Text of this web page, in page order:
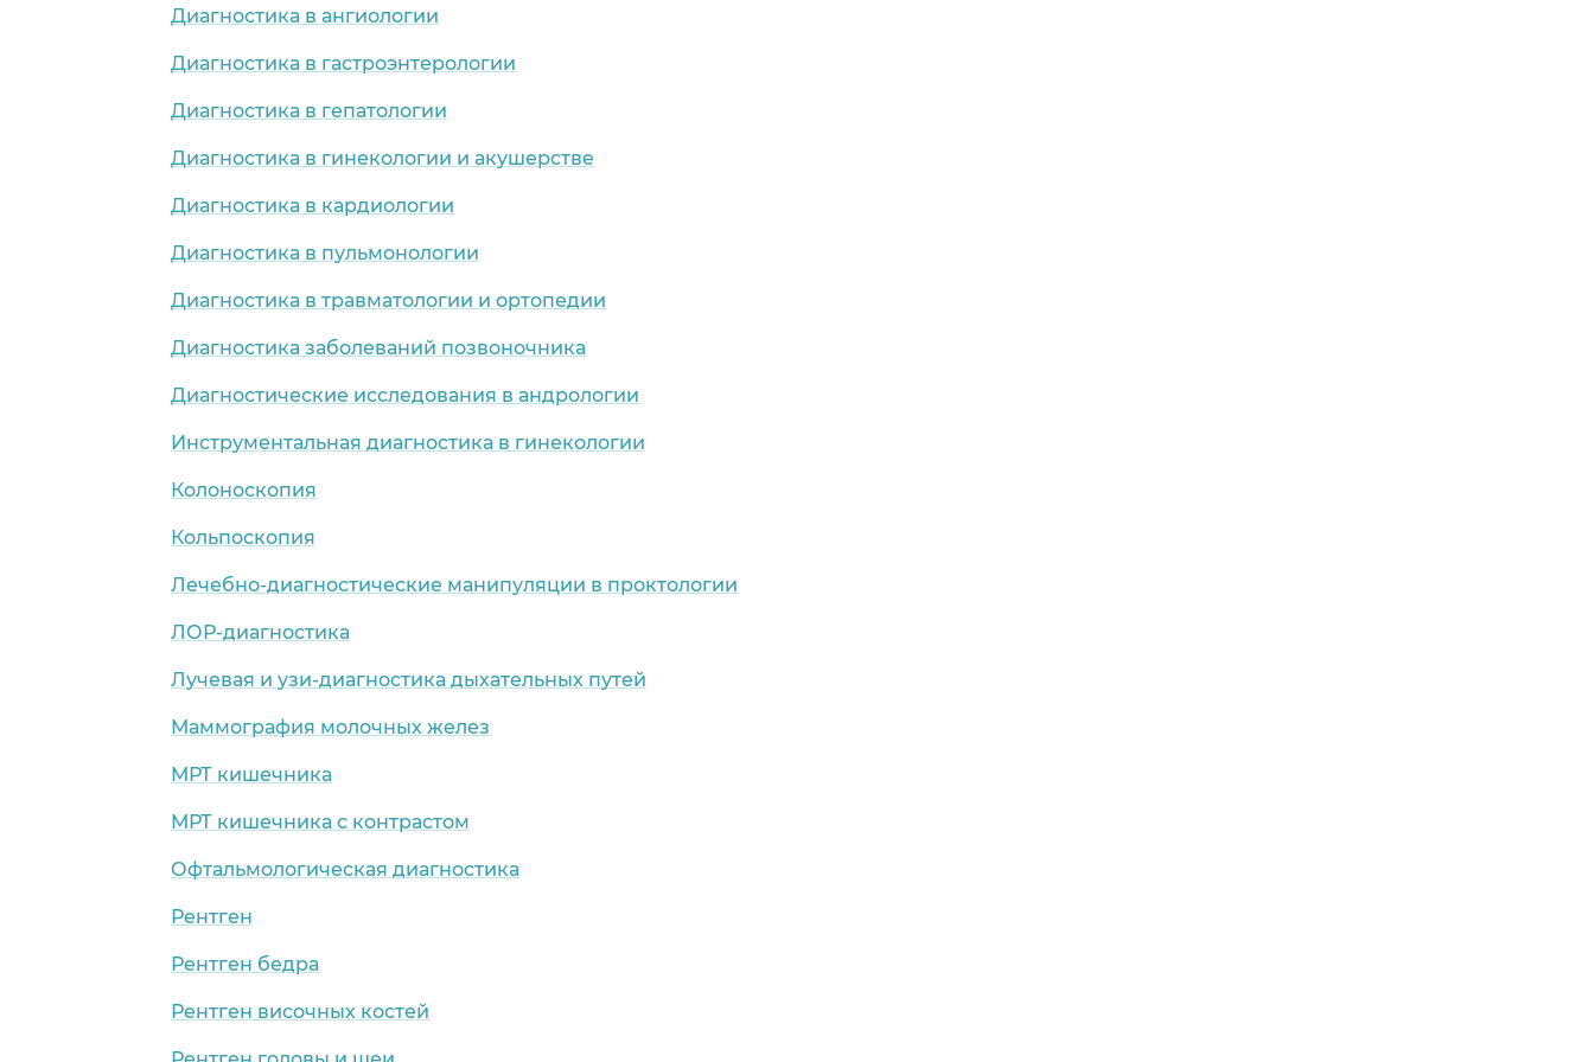
Диагностика в ангиологии
Диагностика в гастроэнтерологии
Диагностика в гепатологии
Диагностика в гинекологии и акушерстве
Диагностика в кардиологии
Диагностика в пульмонологии
Диагностика в травматологии и ортопедии
Диагностика заболеваний позвоночника
Диагностические исследования в андрологии
Инструментальная диагностика в гинекологии
Колоноскопия
Кольпоскопия
Лечебно-диагностические манипуляции в проктологии
ЛОР-диагностика
Лучевая и узи-диагностика дыхательных путей
Маммография молочных желез
МРТ кишечника
МРТ кишечника с контрастом
Офтальмологическая диагностика
Рентген
Рентген бедра
Рентген височных костей